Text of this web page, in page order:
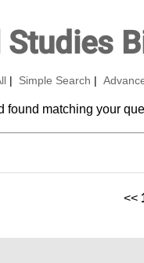
Simple Search
found matching your
<<